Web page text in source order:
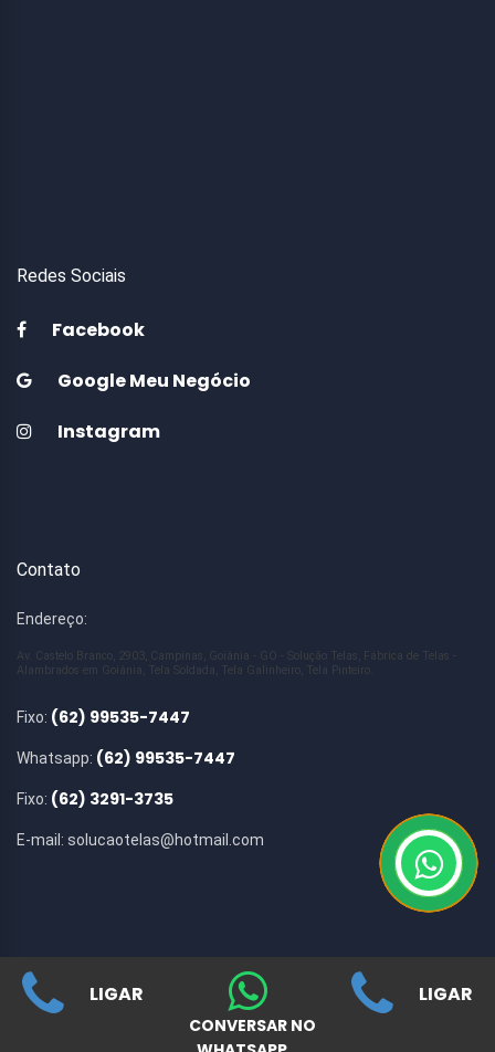
LIGAR
CONVERSAR NO
LIGAR
Redes Sociais
Facebook
Google Meu Negócio
Instagram
Contato
Endereço:
Av. Castelo Branco, 2903, Campinas, Goiânia - GO - Solução Telas, Fábrica de Telas -
Alambrados em Goiânia, Tela Soldada, Tela Galinheiro, Tela Pinteiro.
Fixo: (62) 99535-7447
Whatsapp: (62) 99535-7447
Fixo: (62) 3291-3735
E-mail: solucaotelas@hotmail.com
© Copyright 2019 ClikOfertas.com